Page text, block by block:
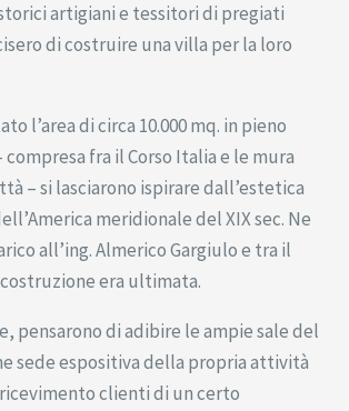
artigiani e tessitori di pregiati
di costruire una villa per la loro
l’area di circa 10.000 mq. in pieno
fra il Corso Italia e le mura
– si lasciarono ispirare dall’estetica
meridionale del XIX sec. Ne
all’ing. Almerico Gargiulo e tra il
costruzione era ultimata.
pensarono di adibire le ampie sale del
sede espositiva della propria attività
clienti di un certo